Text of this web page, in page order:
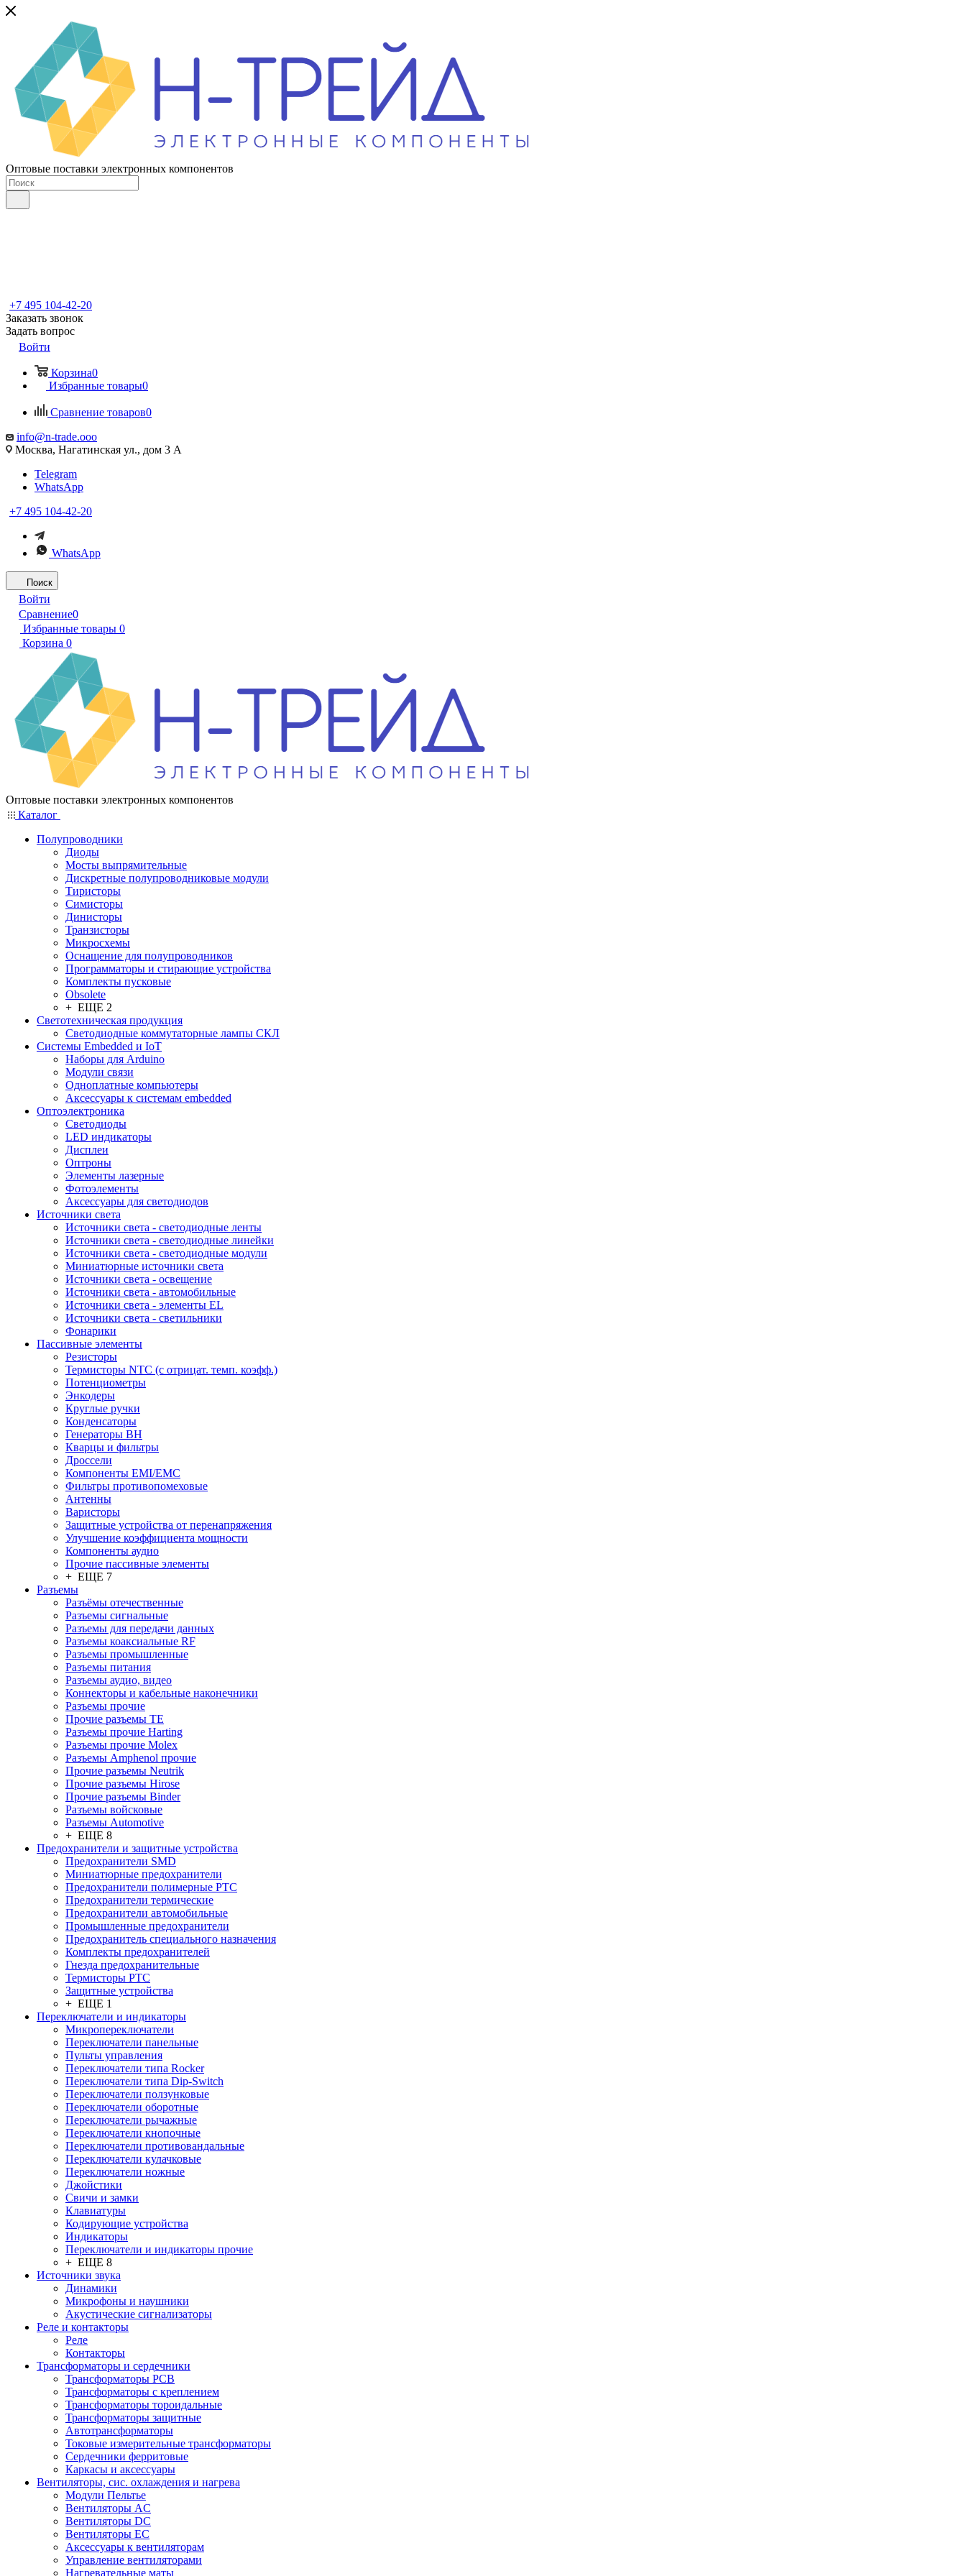
Оптовые поставки электронных компонентов
+7 495 104-42-20
Заказать звонок
Задать вопрос
Войти
Корзина0
Избранные товары0
Сравнение товаров0
info@n-trade.ooo
Москва, Нагатинская ул., дом 3 А
Telegram
WhatsApp
+7 495 104-42-20
WhatsApp
Поиск
Войти
Сравнение0
Избранные товары 0
Корзина 0
Оптовые поставки электронных компонентов
Каталог
Полупроводники
Диоды
Мосты выпрямительные
Дискретные полупроводниковые модули
Тиристоры
Симисторы
Динисторы
Транзисторы
Микросхемы
Оснащение для полупроводников
Программаторы и стирающие устройства
Комплекты пусковые
Obsolete
+ ЕЩЕ 2
Светотехническая продукция
Светодиодные коммутаторные лампы СКЛ
Системы Embedded и IoT
Наборы для Arduino
Модули связи
Одноплатные компьютеры
Аксессуары к системам embedded
Oптоэлектроника
Светодиоды
LED индикаторы
Дисплеи
Оптроны
Элементы лазерные
Фотоэлементы
Аксессуары для светодиодов
Источники света
Источники света - светодиодные ленты
Источники света - светодиодные линейки
Источники света - светодиодные модули
Миниатюрные источники света
Источники света - освещение
Источники света - автомобильные
Источники света - элементы EL
Источники света - светильники
Фонарики
Пассивные элементы
Резисторы
Термисторы NTC (с отрицат. темп. коэфф.)
Потенциометры
Энкодеры
Круглые ручки
Конденсаторы
Генераторы ВН
Кварцы и фильтры
Дроссели
Компоненты EMI/EMC
Фильтры противопомеховые
Антенны
Варисторы
Защитные устройства от перенапряжения
Улучшение коэффициента мощности
Компоненты аудио
Прочие пассивные элементы
+ ЕЩЕ 7
Разъeмы
Разъёмы отечественные
Разъeмы сигнальные
Разъeмы для передачи данных
Разъeмы коаксиальные RF
Разъeмы промышленные
Разъeмы питания
Разъeмы аудио, видео
Коннекторы и кабельные наконечники
Разъeмы прочие
Прочие разъемы TE
Разъемы прочие Harting
Разъемы прочие Molex
Разъемы Amphenol прочие
Прочие разъемы Neutrik
Прочие разъемы Hirose
Прочие разъемы Binder
Разъемы войсковые
Разъeмы Automotive
+ ЕЩЕ 8
Предохранители и защитные устройства
Предохранители SMD
Миниатюрные предохранители
Предохранители полимерные PTC
Предохранители термические
Предохранители автомобильные
Промышленные предохранители
Предохранитель специального назначения
Комплекты предохранителей
Гнезда предохранительные
Термисторы PTC
Защитные устройства
+ ЕЩЕ 1
Переключатели и индикаторы
Микропереключатели
Переключатели панельные
Пульты управления
Переключатели типа Rocker
Переключатели типа Dip-Switch
Переключатели ползунковые
Переключатели оборотные
Переключатели рычажные
Переключатели кнопочные
Переключатели противовандальные
Переключатели кулачковые
Переключатели ножные
Джойстики
Свичи и замки
Клавиатуры
Кодирующие устройства
Индикаторы
Переключатели и индикаторы прочие
+ ЕЩЕ 8
Источники звука
Динамики
Микрофоны и наушники
Акустические сигнализаторы
Реле и контакторы
Реле
Контакторы
Трансформаторы и сердечники
Трансформаторы PCB
Трансформаторы с креплением
Трансформаторы тороидальные
Трансформаторы защитные
Автотрансформаторы
Токовые измерительные трансформаторы
Сердечники ферритовые
Каркасы и аксессуары
Вентиляторы, сис. охлаждения и нагрева
Модули Пельтье
Вентиляторы AC
Вентиляторы DC
Вентиляторы EC
Аксессуары к вентиляторам
Управление вентиляторами
Нагревательные маты